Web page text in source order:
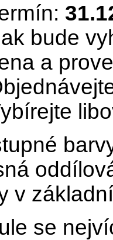
bude
a
v
se